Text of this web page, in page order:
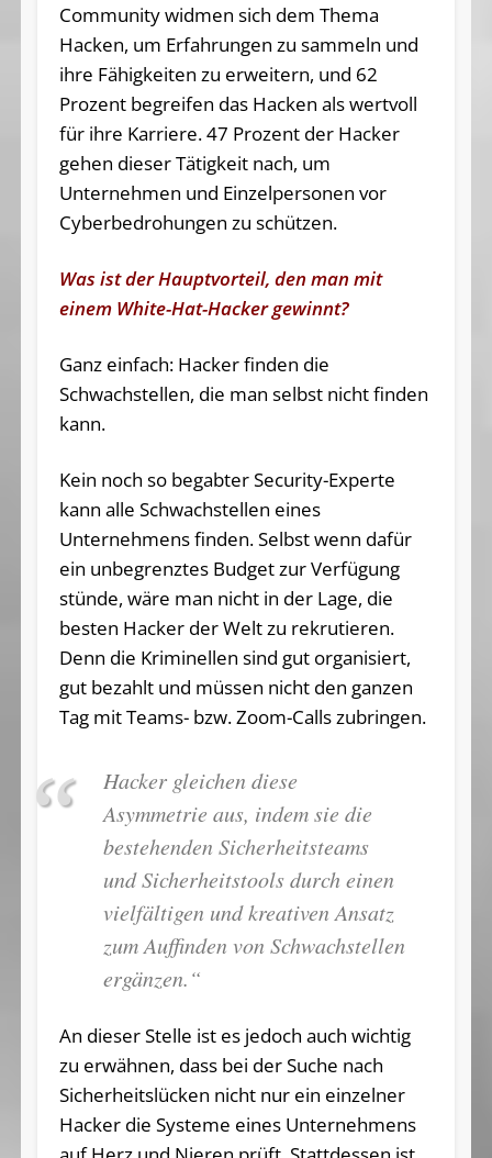
Community widmen sich dem Thema
Hacken, um Erfahrungen zu sammeln und
ihre Fähigkeiten zu erweitern, und 62
Prozent begreifen das Hacken als wertvoll
für ihre Karriere. 47 Prozent der Hacker
gehen dieser Tätigkeit nach, um
Unternehmen und Einzelpersonen vor
Cyberbedrohungen zu schützen.
Was ist der Hauptvorteil, den man mit
einem White-Hat-Hacker gewinnt?
Ganz einfach: Hacker finden die
Schwachstellen, die man selbst nicht finden
kann.
Kein noch so begabter Security-Experte
kann alle Schwachstellen eines
Unternehmens finden. Selbst wenn dafür
ein unbegrenztes Budget zur Verfügung
stünde, wäre man nicht in der Lage, die
besten Hacker der Welt zu rekrutieren.
Denn die Kriminellen sind gut organisiert,
gut bezahlt und müssen nicht den ganzen
Tag mit Teams- bzw. Zoom-Calls zubringen.
Hacker gleichen diese
Asymmetrie aus, indem sie die
bestehenden Sicherheitsteams
und Sicherheitstools durch einen
vielfältigen und kreativen Ansatz
zum Auffinden von Schwachstellen
ergänzen.“
An dieser Stelle ist es jedoch auch wichtig
zu erwähnen, dass bei der Suche nach
Sicherheitslücken nicht nur ein einzelner
Hacker die Systeme eines Unternehmens